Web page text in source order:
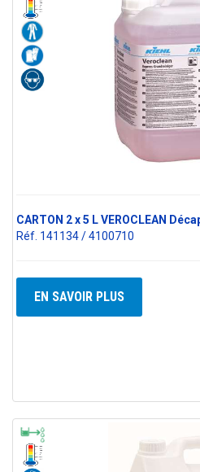
CARTON 2 x 5 L VEROCLEAN
Réf. 141134 / 4100710
EN SAVOIR PLUS